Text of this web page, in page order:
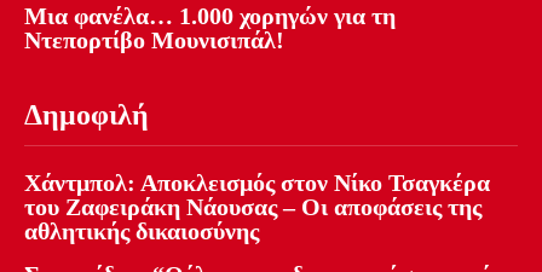
Μια φανέλα… 1.000 χορηγών για τη
Ντεπορτίβο Μουνισιπάλ!
Δημοφιλή
Χάντμπολ: Αποκλεισμός στον Νίκο Τσαγκέρα
του Ζαφειράκη Νάουσας – Οι αποφάσεις της
αθλητικής δικαιοσύνης